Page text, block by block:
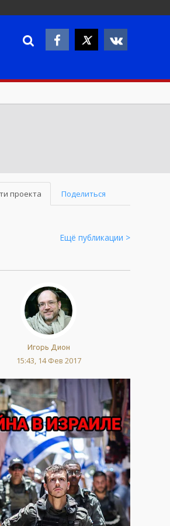
проекта Поделиться
Ещё публикации >
Игорь Дион
15:43, 14 Фев 2017